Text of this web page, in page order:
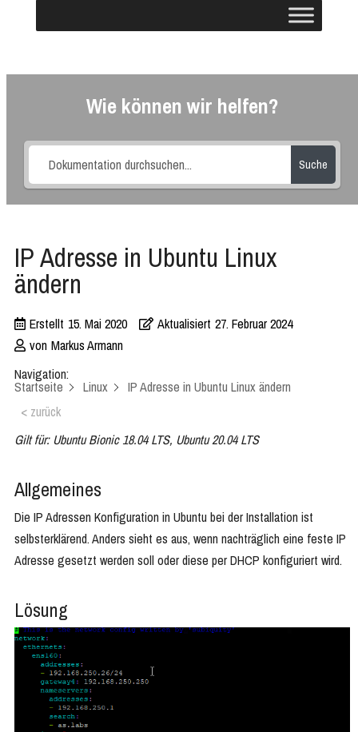
Wie können wir helfen?
Suche
IP Adresse in Ubuntu Linux
ändern
Erstellt 15. Mai 2020 Aktualisiert 27. Februar 2024
von Markus Armann
Navigation:
Startseite Linux
IP Adresse in Ubuntu Linux ändern
< zurück
Gilt für: Ubuntu Bionic 18.04 LTS, Ubuntu 20.04 LTS
Allgemeines
Die IP Adressen Konfiguration in Ubuntu bei der Installation ist
selbsterklärend. Anders sieht es aus, wenn nachträglich eine feste IP
Adresse gesetzt werden soll oder diese per DHCP konfiguriert wird.
Lösung